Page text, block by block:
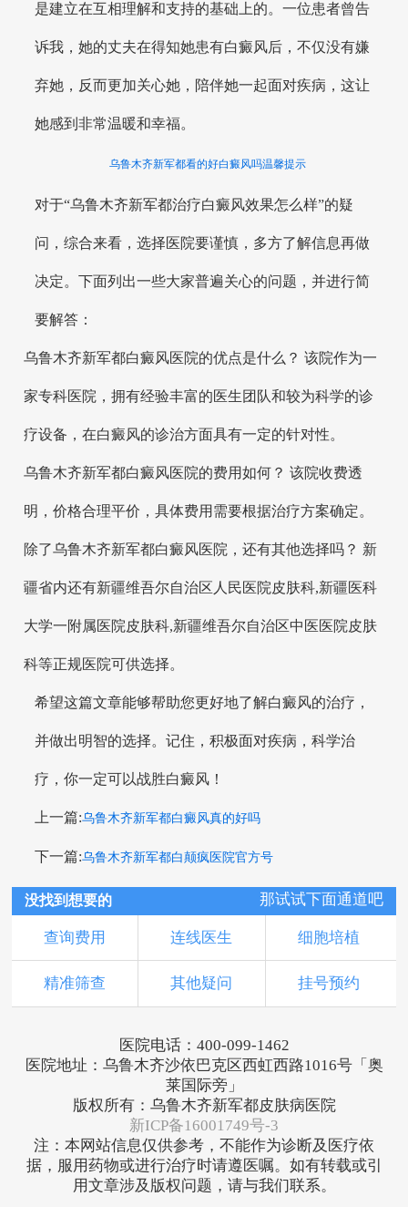
是建立在互相理解和支持的基础上的。一位患者曾告
诉我，她的丈夫在得知她患有白癜风后，不仅没有嫌
弃她，反而更加关心她，陪伴她一起面对疾病，这让
她感到非常温暖和幸福。
乌鲁木齐新军都看的好白癜风吗温馨提示
对于“乌鲁木齐新军都治疗白癜风效果怎么样”的疑
问，综合来看，选择医院要谨慎，多方了解信息再做
决定。下面列出一些大家普遍关心的问题，并进行简
要解答：
乌鲁木齐新军都白癜风医院的优点是什么？ 该院作为一
家专科医院，拥有经验丰富的医生团队和较为科学的诊
疗设备，在白癜风的诊治方面具有一定的针对性。
乌鲁木齐新军都白癜风医院的费用如何？ 该院收费透
明，价格合理平价，具体费用需要根据治疗方案确定。
除了乌鲁木齐新军都白癜风医院，还有其他选择吗？ 新
疆省内还有新疆维吾尔自治区人民医院皮肤科,新疆医科
大学一附属医院皮肤科,新疆维吾尔自治区中医医院皮肤
科等正规医院可供选择。
希望这篇文章能够帮助您更好地了解白癜风的治疗，
并做出明智的选择。记住，积极面对疾病，科学治
疗，你一定可以战胜白癜风！
上一篇:乌鲁木齐新军都白癜风真的好吗
下一篇:乌鲁木齐新军都白颠疯医院官方号
没找到想要的 那试试下面通道吧
查询费用 连线医生 细胞培植
精准筛查 其他疑问 挂号预约
医院电话：400-099-1462
医院地址：乌鲁木齐沙依巴克区西虹西路1016号「奥
莱国际旁」
版权所有：乌鲁木齐新军都皮肤病医院
新ICP备16001749号-3
注：本网站信息仅供参考，不能作为诊断及医疗依
据，服用药物或进行治疗时请遵医嘱。如有转载或引
用文章涉及版权问题，请与我们联系。